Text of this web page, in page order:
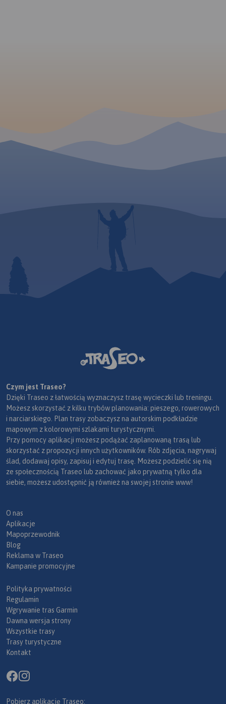
Czym jest Traseo?
Dzięki Traseo z łatwością wyznaczysz trasę wycieczki lub treningu.
Możesz skorzystać z kilku trybów planowania: pieszego, rowerowych
i narciarskiego. Plan trasy zobaczysz na autorskim podkładzie
mapowym z kolorowymi szlakami turystycznymi.
Przy pomocy aplikacji możesz podążać zaplanowaną trasą lub
skorzystać z propozycji innych użytkowników. Rób zdjęcia, nagrywaj
ślad, dodawaj opisy, zapisuj i edytuj trasę. Możesz podzielić się nią
ze społecznością Traseo lub zachować jako prywatną tylko dla
siebie, możesz udostępnić ją również na swojej stronie www!
O nas
Aplikacje
Mapoprzewodnik
Blog
Reklama w Traseo
Kampanie promocyjne
Polityka prywatności
Regulamin
Wgrywanie tras Garmin
Dawna wersja strony
Wszystkie trasy
Trasy turystyczne
Kontakt
Pobierz aplikację Traseo: